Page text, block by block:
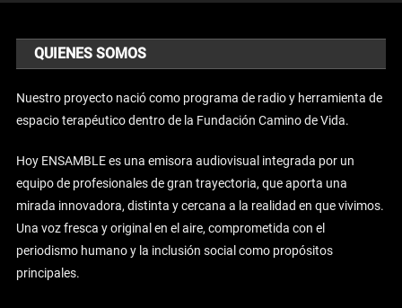
QUIENES SOMOS
Nuestro proyecto nació como programa de radio y herramienta de
espacio terapéutico dentro de la Fundación Camino de Vida.
Hoy ENSAMBLE es una emisora audiovisual integrada por un
equipo de profesionales de gran trayectoria, que aporta una
mirada innovadora, distinta y cercana a la realidad en que vivimos.
Una voz fresca y original en el aire, comprometida con el
periodismo humano y la inclusión social como propósitos
principales.